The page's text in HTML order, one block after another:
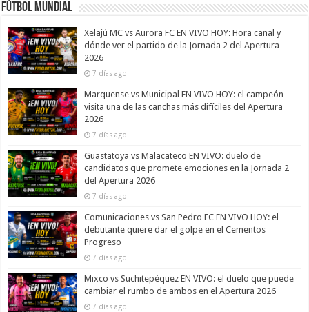
Fútbol Mundial
Xelajú MC vs Aurora FC EN VIVO HOY: Hora canal y
dónde ver el partido de la Jornada 2 del Apertura
2026
7 días ago
Marquense vs Municipal EN VIVO HOY: el campeón
visita una de las canchas más difíciles del Apertura
2026
7 días ago
Guastatoya vs Malacateco EN VIVO: duelo de
candidatos que promete emociones en la Jornada 2
del Apertura 2026
7 días ago
Comunicaciones vs San Pedro FC EN VIVO HOY: el
debutante quiere dar el golpe en el Cementos
Progreso
7 días ago
Mixco vs Suchitepéquez EN VIVO: el duelo que puede
cambiar el rumbo de ambos en el Apertura 2026
7 días ago